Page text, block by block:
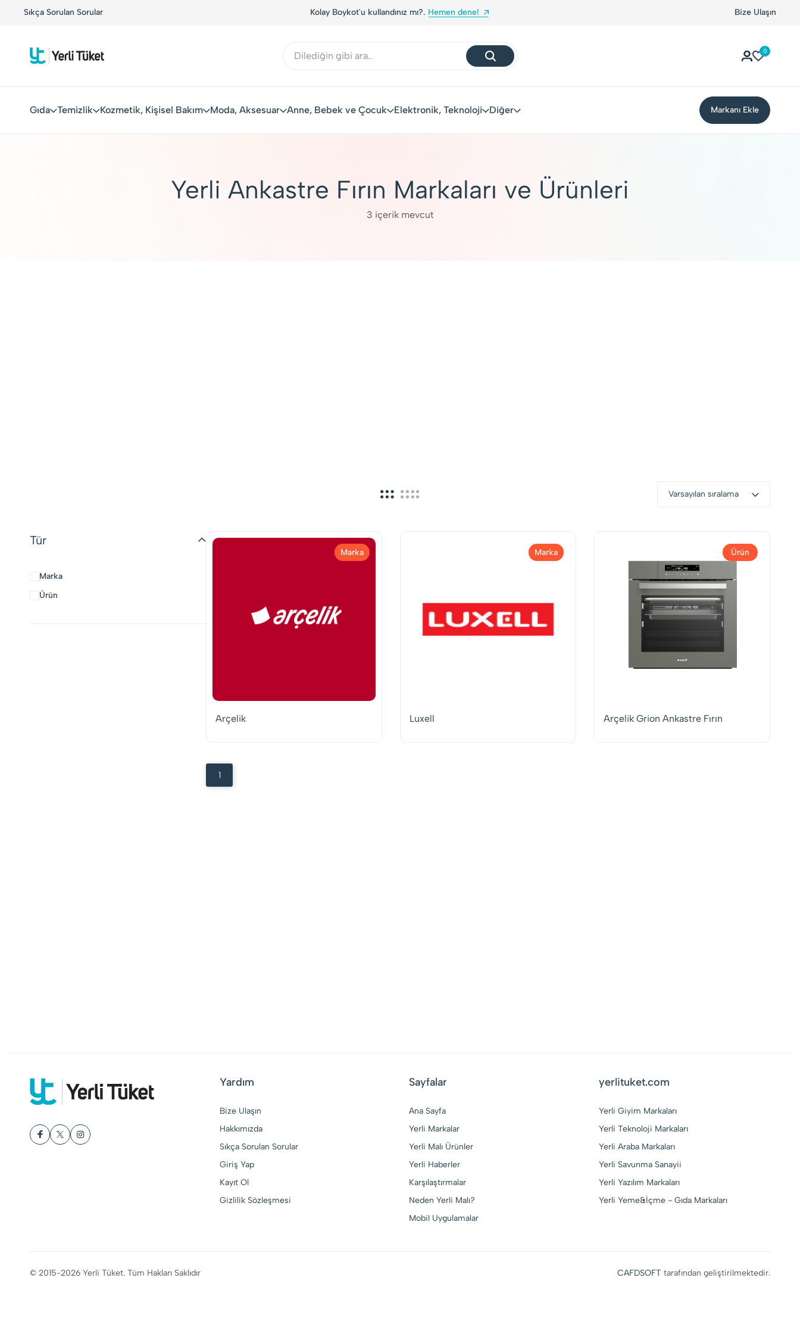
Sıkça Sorulan Sorular
Buluşuyor! Yerli Tüketiciler, Yerli Markalarla Buluşuyor! Hemen dene!
Bize Ulaşın
0
Gıda Temizlik Kozmetik, Kişisel Bakım Moda, Aksesuar Anne, Bebek ve Çocuk Elektronik, Teknoloji Diğer Markanı Ekle
Yerli Ankastre Fırın Markaları ve Ürünleri
3 içerik mevcut
Varsayılan sıralama
Tür
Marka
Ürün
Marka
Arçelik
Marka
Luxell
Ürün
Arçelik Grion Ankastre Fırın
1
Yardım
Bize Ulaşın
Hakkımızda
Sıkça Sorulan Sorular
Giriş Yap
Kayıt Ol
Gizlilik Sözleşmesi
Sayfalar
Ana Sayfa
Yerli Markalar
Yerli Malı Ürünler
Yerli Haberler
Karşılaştırmalar
Neden Yerli Malı?
Mobil Uygulamalar
yerlituket.com
Yerli Giyim Markaları
Yerli Teknoloji Markaları
Yerli Araba Markaları
Yerli Savunma Sanayii
Yerli Yazılım Markaları
Yerli Yeme&İçme - Gıda Markaları
© 2015-2026 Yerli Tüket. Tüm Hakları Saklıdır CAFDSOFT tarafından geliştirilmektedir.